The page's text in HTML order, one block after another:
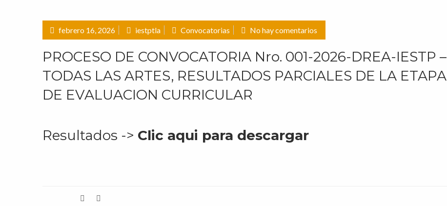
febrero 16, 2026 iestptla Convocatorias No hay comentarios
PROCESO DE CONVOCATORIA Nro. 001-2026-DREA-IESTP –
TODAS LAS ARTES, RESULTADOS PARCIALES DE LA ETAPA
DE EVALUACION CURRICULAR
Resultados -> Clic aqui para descargar